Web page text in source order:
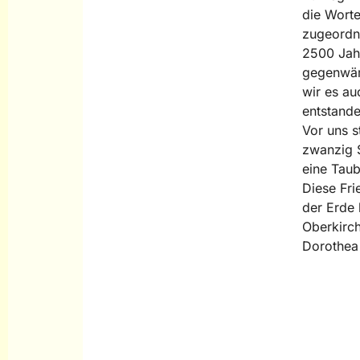
die
2500
wir es
Vor uns
zwanzig
eine
Diese
der Erde